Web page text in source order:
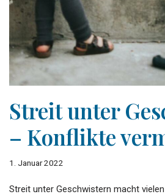
Streit unter
– Konflikte
1. Januar 2022
Streit unter Geschwistern macht